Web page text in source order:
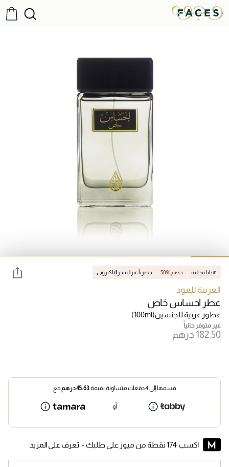
هدايا مجانية 50% خصم حصرياً عبر المتجر الإلكتروني
العربية للعود
عطر احساس خاص
عطور عربية للجنسين(100ml)
غير متوفر حالياً
قسمها إلى 4 دفعات متساوية بقيمة 45.63درهممع
أو
اكسب 174 نقطة من ميوز على طلبك - تعرف على المزيد